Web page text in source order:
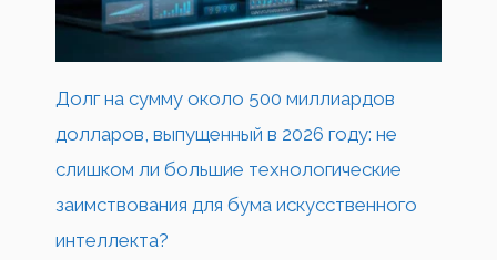
Долг на сумму около 500 миллиардов
долларов, выпущенный в 2026 году: не
слишком ли большие технологические
заимствования для бума искусственного
интеллекта?